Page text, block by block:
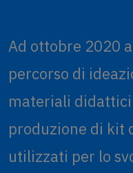
Ad ottobre 2020
percorso di
materiali
produzione di kit
utilizzati per lo